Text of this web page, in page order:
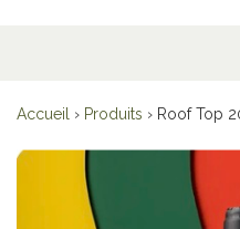
Accueil › Produits › Roof Top